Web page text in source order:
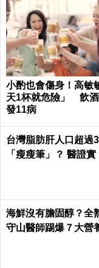
小酌也會傷身！高敏
天1杯就危險」 飲
發11病
台灣脂肪肝人口超過
「瘦瘦筆」？ 醫證
海鮮沒有膽固醇？全
守山醫師踢爆７大營